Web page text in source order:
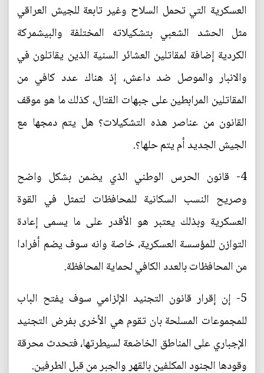
العسكرية التي تحمل السلاح وغير تابعة للجيش العراقي
مثل الحشد الشعبي بتشكيلاته المختلفة والبيشمركة
الكردية إضافة لمقاتلين العشائر السنية الذين يقاتلون في
والانبار والموصل ضد داعش، إذ هناك عدد كافي من
المقاتلين المرابطين على جبهات القتال، كذلك ما هو موقف
القانون من عناصر هذه التشكيلات؟ هل يتم دمجها مع
الجيش الجديد أم يتم حلها؟.
4- قانون الحرس الوطني الذي يضمن بشكل واضح
وصريح النسب السكانية للمحافظات لتمثل في القوة
العسكرية وبذلك يعتبر هو الأقدر على ما يسمى إعادة
التوازن للمؤسسة العسكرية، خاصة وانه سوف يضم أفرادا
من المحافظات بالعدد الكافي لحماية المحافظة.
5- إن إقرار قانون التجنيد الإلزامي سوف يفتح الباب
للمجموعات المسلحة بان تقوم هي الأخرى بفرض التجنيد
الإجباري على المناطق الخاضعة لسيطرتها، فتحدث محرقة
وقودها الجنود المكلفين بالقهر والجبر من قبل الطرفين.